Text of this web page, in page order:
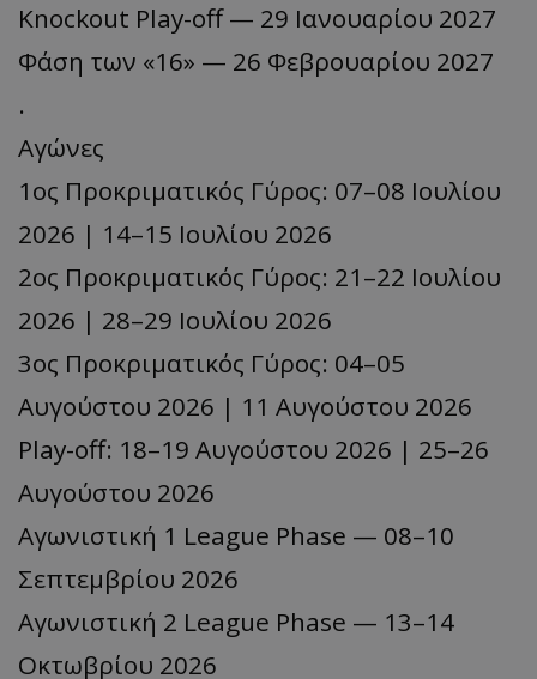
Knockout Play-off — 29 Ιανουαρίου 2027
Φάση των «16» — 26 Φεβρουαρίου 2027
.
Αγώνες
1ος Προκριματικός Γύρος: 07–08 Ιουλίου
2026 | 14–15 Ιουλίου 2026
2ος Προκριματικός Γύρος: 21–22 Ιουλίου
2026 | 28–29 Ιουλίου 2026
3ος Προκριματικός Γύρος: 04–05
Αυγούστου 2026 | 11 Αυγούστου 2026
Play-off: 18–19 Αυγούστου 2026 | 25–26
Αυγούστου 2026
Αγωνιστική 1 League Phase — 08–10
Σεπτεμβρίου 2026
Αγωνιστική 2 League Phase — 13–14
Οκτωβρίου 2026